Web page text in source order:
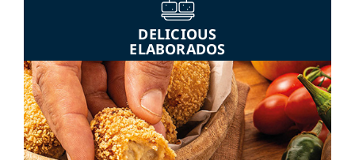
DELICIOUS
ELABORADOS